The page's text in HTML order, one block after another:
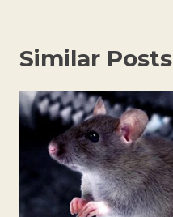
Similar Posts